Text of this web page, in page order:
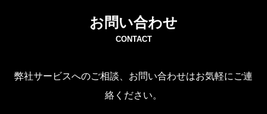
お問い合わせ
CONTACT
弊社サービスへのご相談、お問い合わせはお気軽にご連
絡ください。